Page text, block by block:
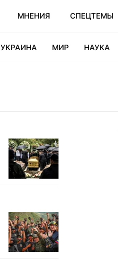
МНЕНИЯ СПЕЦТЕМЫ
УКРАИНА МИР НАУКА